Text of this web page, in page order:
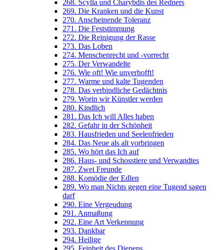
268. Scylla und Charybdis des Redners
269. Die Kranken und die Kunst
270. Anscheinende Toleranz
271. Die Feststimmung
272. Die Reinigung der Rasse
273. Das Loben
274. Menschenrecht und -vorrecht
275. Der Verwandelte
276. Wie oft! Wie unverhofft!
277. Warme und kalte Tugenden
278. Das verbindliche Gedächtnis
279. Worin wir Künstler werden
280. Kindlich
281. Das Ich will Alles haben
282. Gefahr in der Schönheit
283. Hausfrieden und Seelenfrieden
284. Das Neue als alt vorbringen
285. Wo hört das Ich auf
286. Haus- und Schosstiere und Verwandtes
287. Zwei Freunde
288. Komödie der Edlen
289. Wo man Nichts gegen eine Tugend sagen
darf
290. Eine Vergeudung
291. Anmaßung
292. Eine Art Verkennung
293. Dankbar
294. Heilige
295. Feinheit des Dienens